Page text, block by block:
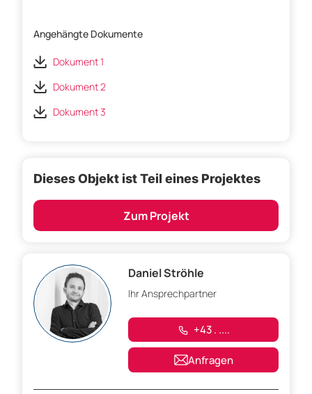
Angehängte Dokumente
Dokument 1
Dokument 2
Dokument 3
Dieses Objekt ist Teil eines Projektes
Zum Projekt
Daniel Ströhle
Ihr Ansprechpartner
+43 . ....
Anfragen